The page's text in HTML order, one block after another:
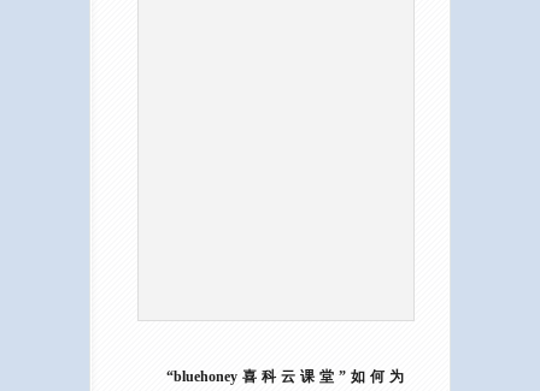
“bluehoney喜科云课堂”如何为